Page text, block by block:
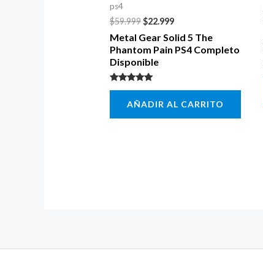
ps4
$59.999$22.999
Metal Gear Solid 5 The
Phantom Pain PS4 Completo
Disponible
Valorado con
AÑADIR AL CARRITO